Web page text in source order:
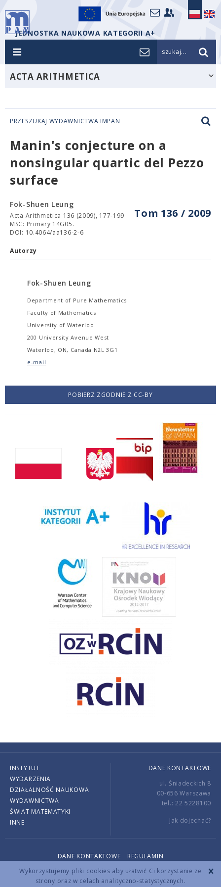
Wykorzystujemy pliki cookies aby ułatwić Ci korzystanie ze
strony oraz w celach analityczno-statystycznych.
JEDNOSTKA NAUKOWA KATEGORII A+
szukaj...
ACTA ARITHMETICA
PRZESZUKAJ WYDAWNICTWA IMPAN
Manin's conjecture on a
nonsingular quartic del Pezzo
surface
Tom 136 / 2009
Fok-Shuen Leung
Acta Arithmetica 136 (2009), 177-199
MSC: Primary 14G05.
DOI: 10.4064/aa136-2-6
Autorzy
Fok-Shuen Leung
Department of Pure Mathematics
Faculty of Mathematics
University of Waterloo
200 University Avenue West
Waterloo, ON, Canada N2L 3G1
e-mail
POBIERZ ZGODNIE Z CC-BY
INSTYTUT
WYDARZENIA
DZIAŁALNOŚĆ NAUKOWA
WYDAWNICTWA
ŚWIAT MATEMATYKI
INNE
DANE KONTAKTOWE
ul. Śniadeckich 8
00-656 Warszawa
tel.: 22 5228100
Jak dojechać?
DANE KONTAKTOWE
REGULAMIN
Copyright © 2026 by IMPAN. All rights reserved.